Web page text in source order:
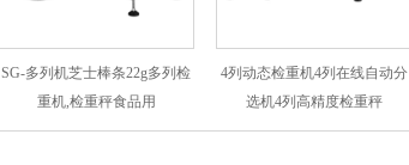
SG-多列机芝士棒条22g多列检
重机,检重秤食品用
4列动态检重机4列在线自动分
选机4列高精度检重秤